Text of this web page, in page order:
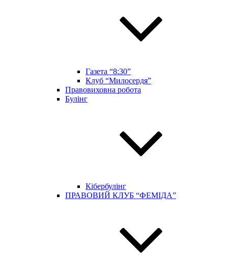
Газета “8:30”
Клуб “Милосердя”
Правовиховна робота
Булінг
Кібербулінг
ПРАВОВИЙ КЛУБ “ФЕМІДА”